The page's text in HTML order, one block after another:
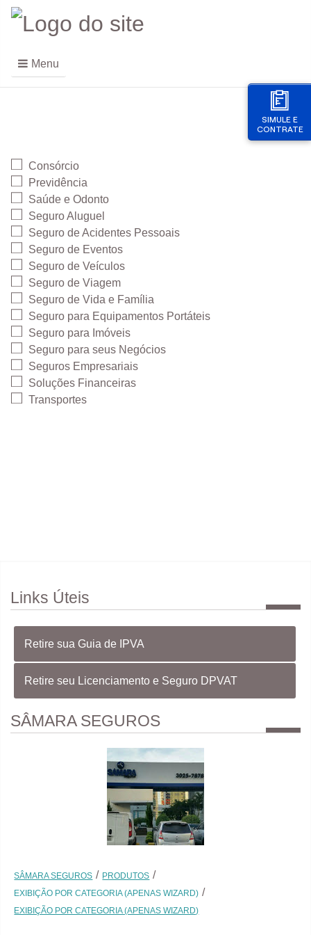
SIMULE E
CONTRATE
Menu
Consórcio
Previdência
Saúde e Odonto
Seguro Aluguel
Seguro de Acidentes Pessoais
Seguro de Eventos
Seguro de Veículos
Seguro de Viagem
Seguro de Vida e Família
Seguro para Equipamentos Portáteis
Seguro para Imóveis
Seguro para seus Negócios
Seguros Empresariais
Soluções Financeiras
Transportes
Links Úteis
Retire sua Guia de IPVA
Retire seu Licenciamento e Seguro DPVAT
SÂMARA SEGUROS
SÂMARA SEGUROS
PRODUTOS
EXIBIÇÃO POR CATEGORIA (APENAS WIZARD)
EXIBIÇÃO POR CATEGORIA (APENAS WIZARD)